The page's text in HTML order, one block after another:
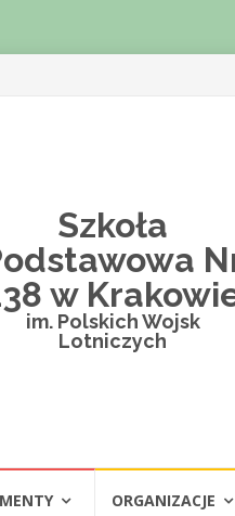
Szkoła
w
im. Polskich Wojsk
Lotniczych
ORGANIZACJE